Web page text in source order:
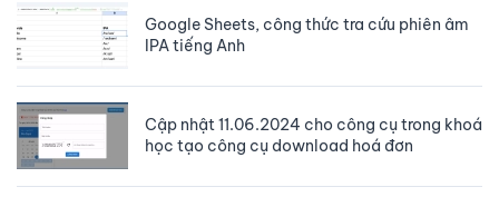
Google Sheets, công thức tra cứu phiên âm
IPA tiếng Anh
Cập nhật 11.06.2024 cho công cụ trong khoá
học tạo công cụ download hoá đơn